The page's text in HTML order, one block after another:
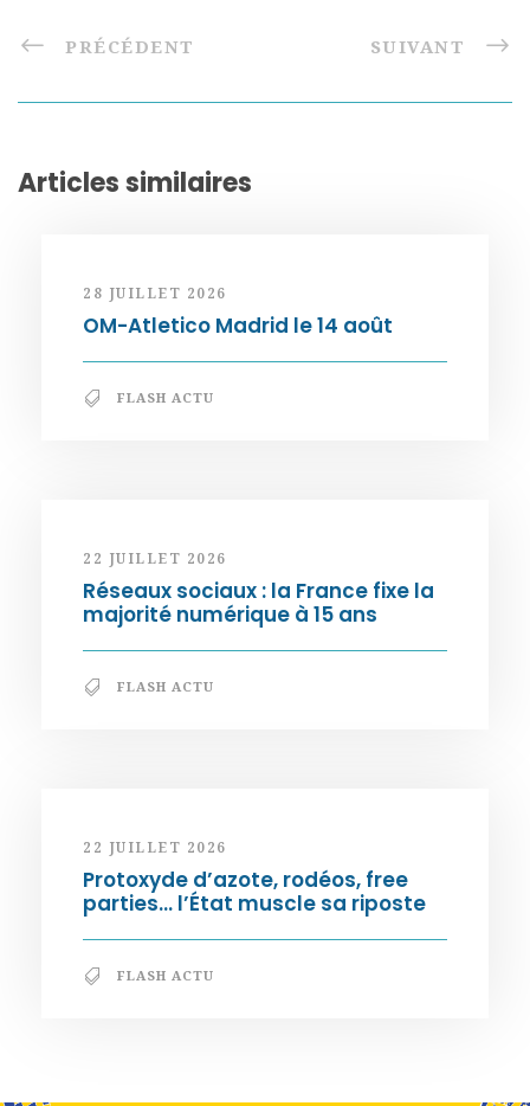
PRÉCÉDENT SUIVANT
Articles similaires
28 JUILLET 2026
OM-Atletico Madrid le 14 août
FLASH ACTU
22 JUILLET 2026
Réseaux sociaux : la France fixe la
majorité numérique à 15 ans
FLASH ACTU
22 JUILLET 2026
Protoxyde d’azote, rodéos, free
parties… l’État muscle sa riposte
FLASH ACTU